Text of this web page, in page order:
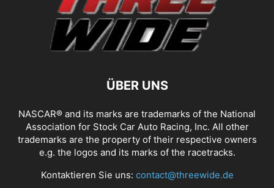
ÜBER UNS
NASCAR® and its marks are trademarks of the National
Association for Stock Car Auto Racing, Inc. All other
trademarks are the property of their respective owners
e.g. the logos and its marks of the racetracks.
Kontaktieren Sie uns: contact@threewide.de